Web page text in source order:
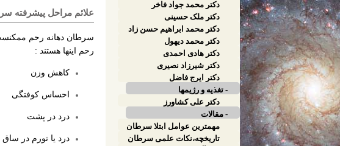
علائم مراحل پیشرفته
سرطان دهانه رحم ممکنست
رحم اینها هستند :
کاهش وزن
احساس کوفتگی
درد در پشت
درد یا تورم در ساق
دکتر محمد جواد فاخر
دکتر ملک حسینی
دکتر محمد ابراهیم حسن زاد
دکتر محمد دیهول
دکتر هادی احمدی
دکتر شیرزاد نصیری
دکتر ایرج فاضل
- تغذیه و رژیمها
دکتر علی کشاورز
- مقالات
مهمترین عوامل ابتلا سرطان
تاریخچه،نکات علمی سرطان